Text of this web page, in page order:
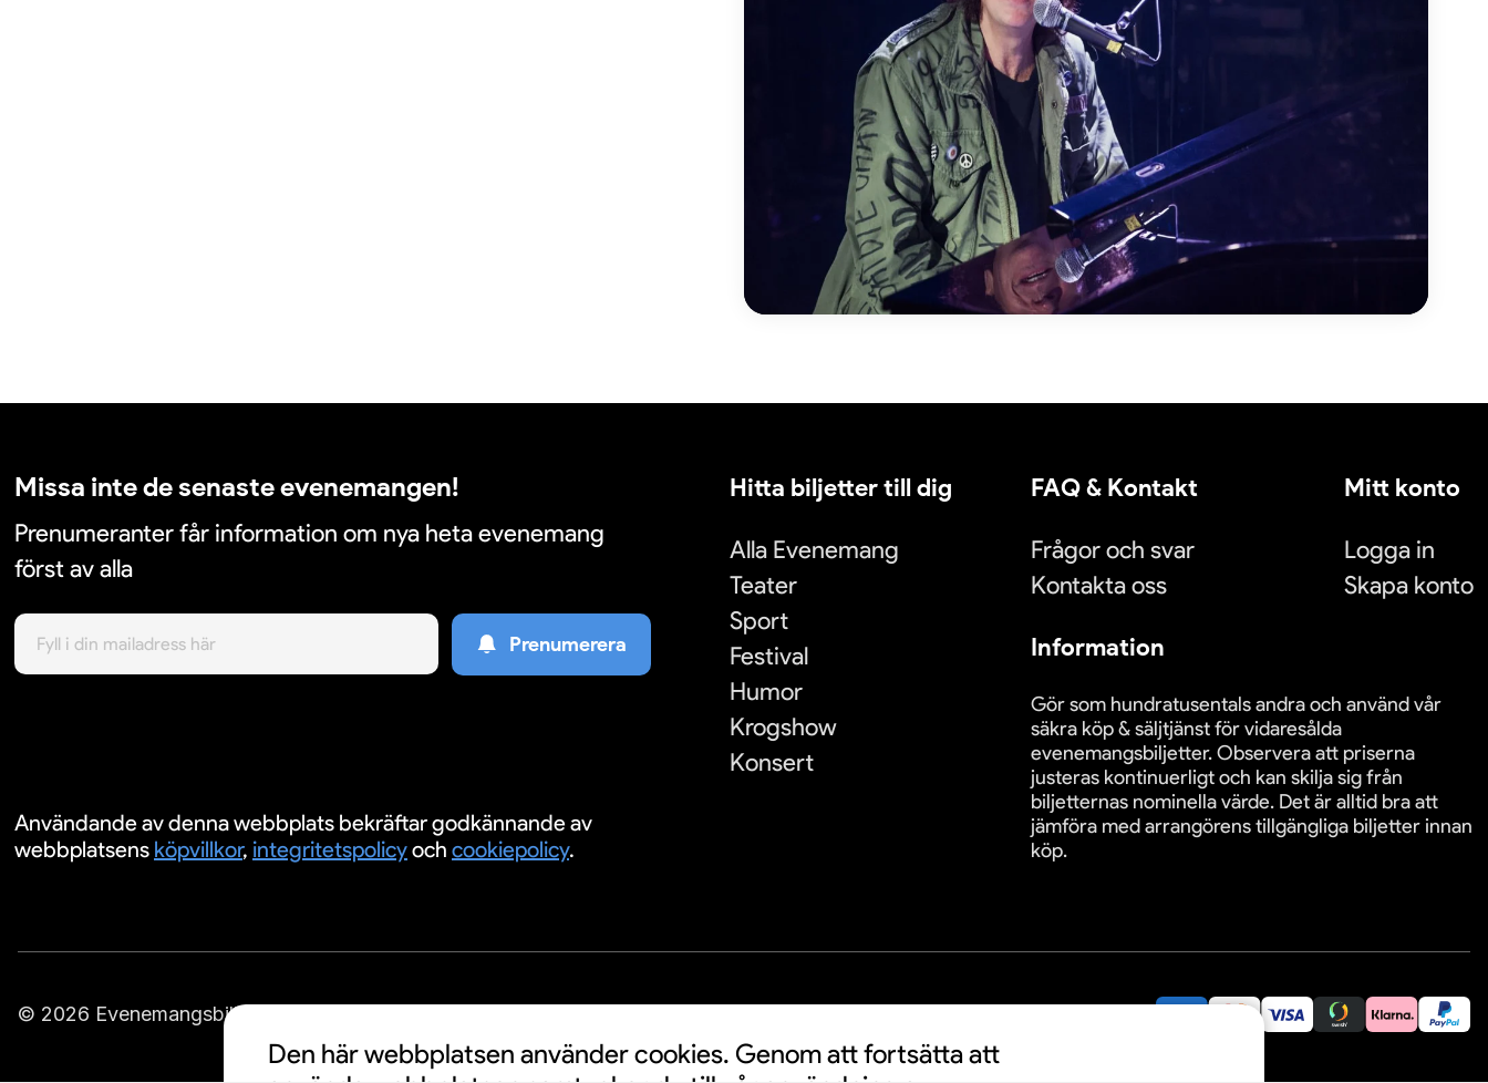
Missa inte de senaste evenemangen!
Prenumeranter får information om nya heta evenemang
först av alla
Prenumerera
Användande av denna webbplats bekräftar godkännande av
webbplatsens köpvillkor, integritetspolicyoch cookiepolicy.
Hitta biljetter till dig
Alla Evenemang
Teater
Sport
Festival
Humor
Krogshow
Konsert
FAQ & Kontakt
Frågor och svar
Kontakta oss
Mitt konto
Logga in
Skapa konto
Information
Gör som hundratusentals andra och använd vår
säkra köp & säljtjänst för vidaresålda
evenemangsbiljetter. Observera att priserna
justeras kontinuerligt och kan skilja sig från
biljetternas nominella värde. Det är alltid bra att
jämföra med arrangörens tillgängliga biljetter innan
köp.
© 2026 Evenemangsbiljetter.se
Den här webbplatsen använder cookies. Genom att fortsätta att